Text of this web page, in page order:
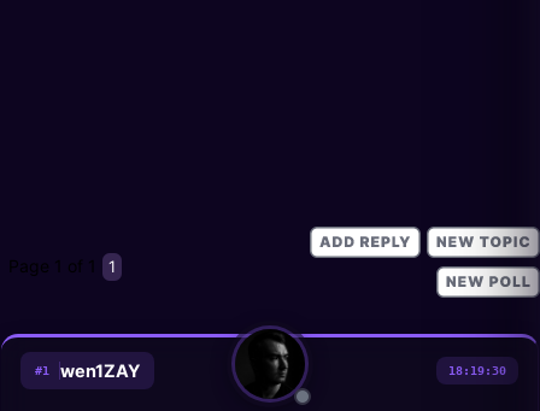
Page 1 of 1 1
#1 wen1ZAY 18:19:30